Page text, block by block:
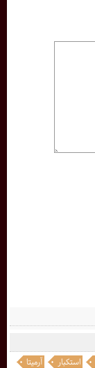
استکبار
آرمیتا